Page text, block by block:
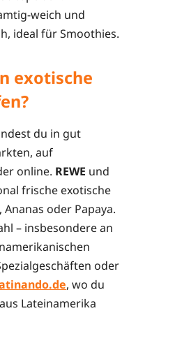
weich und
ideal für Smoothies.
exotische
du in gut
auf
online. REWE und
frische exotische
oder Papaya.
– insbesondere an
oder
, wo du
Lateinamerika